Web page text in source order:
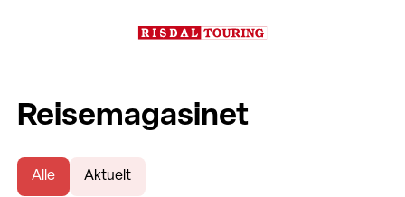
Reisemagasinet
Alle Aktuelt